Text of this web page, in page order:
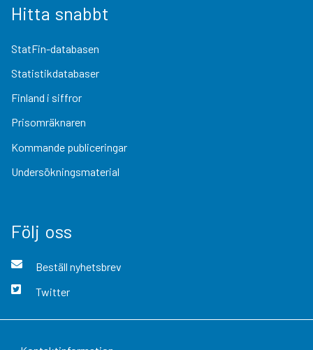
Hitta snabbt
StatFin-databasen
Statistikdatabaser
Finland i siffror
Prisomräknaren
Kommande publiceringar
Undersökningsmaterial
Följ oss
Beställ nyhetsbrev
Twitter